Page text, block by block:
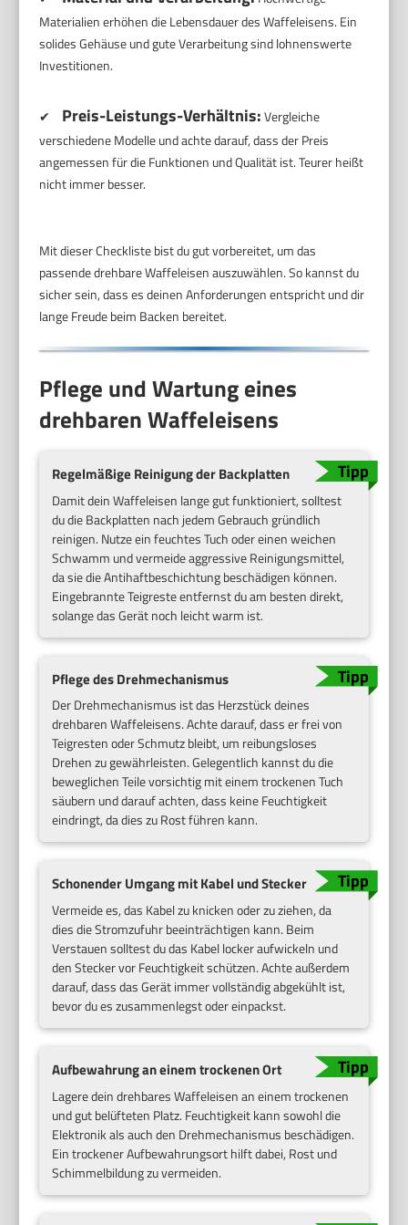
Materialien erhöhen die Lebensdauer des Waffeleisens. Ein
solides Gehäuse und gute Verarbeitung sind lohnenswerte
Investitionen.
✔ Preis-Leistungs-Verhältnis:Vergleiche
verschiedene Modelle und achte darauf, dass der Preis
angemessen für die Funktionen und Qualität ist. Teurer heißt
nicht immer besser.
Mit dieser Checkliste bist du gut vorbereitet, um das
passende drehbare Waffeleisen auszuwählen. So kannst du
sicher sein, dass es deinen Anforderungen entspricht und dir
lange Freude beim Backen bereitet.
Pflege und Wartung eines
drehbaren Waffeleisens
Regelmäßige Reinigung der Backplatten
Damit dein Waffeleisen lange gut funktioniert, solltest
du die Backplatten nach jedem Gebrauch gründlich
reinigen. Nutze ein feuchtes Tuch oder einen weichen
Schwamm und vermeide aggressive Reinigungsmittel,
da sie die Antihaftbeschichtung beschädigen können.
Eingebrannte Teigreste entfernst du am besten direkt,
solange das Gerät noch leicht warm ist.
Pflege des Drehmechanismus
Der Drehmechanismus ist das Herzstück deines
drehbaren Waffeleisens. Achte darauf, dass er frei von
Teigresten oder Schmutz bleibt, um reibungsloses
Drehen zu gewährleisten. Gelegentlich kannst du die
beweglichen Teile vorsichtig mit einem trockenen Tuch
säubern und darauf achten, dass keine Feuchtigkeit
eindringt, da dies zu Rost führen kann.
Schonender Umgang mit Kabel und Stecker
Vermeide es, das Kabel zu knicken oder zu ziehen, da
dies die Stromzufuhr beeinträchtigen kann. Beim
Verstauen solltest du das Kabel locker aufwickeln und
den Stecker vor Feuchtigkeit schützen. Achte außerdem
darauf, dass das Gerät immer vollständig abgekühlt ist,
bevor du es zusammenlegst oder einpackst.
Aufbewahrung an einem trockenen Ort
Lagere dein drehbares Waffeleisen an einem trockenen
und gut belüfteten Platz. Feuchtigkeit kann sowohl die
Elektronik als auch den Drehmechanismus beschädigen.
Ein trockener Aufbewahrungsort hilft dabei, Rost und
Schimmelbildung zu vermeiden.